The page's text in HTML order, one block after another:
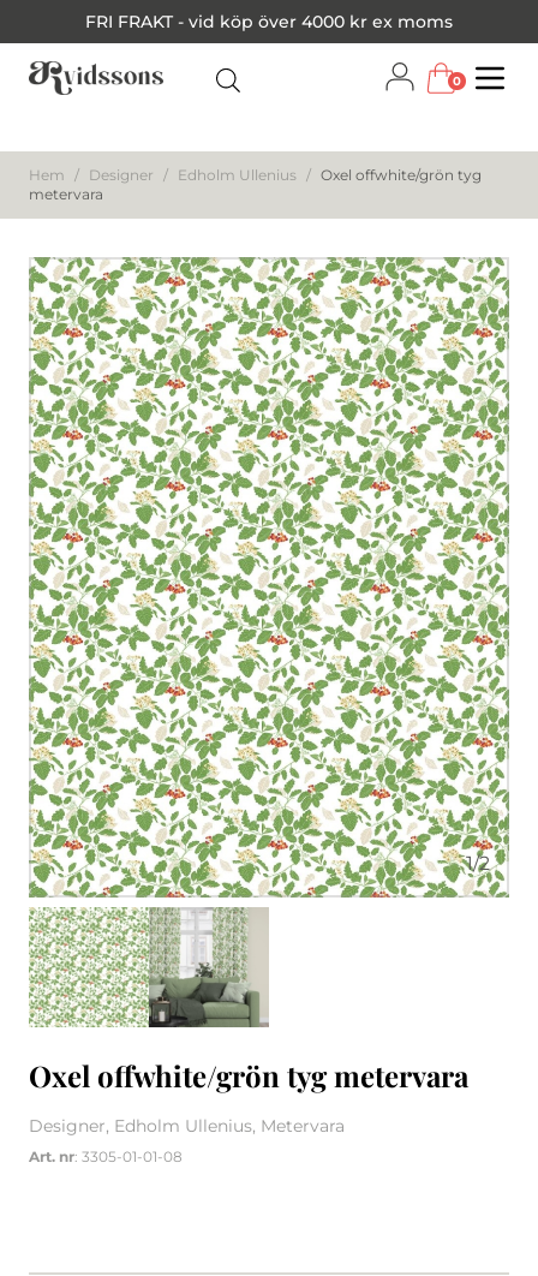
FRI FRAKT - vid köp över 4000 kr ex moms
0
Hem / Designer / Edholm Ullenius / Oxel offwhite/grön tyg
metervara
1/2
Oxel offwhite/grön tyg metervara
Designer, Edholm Ullenius, Metervara
Art. nr: 3305-01-01-08